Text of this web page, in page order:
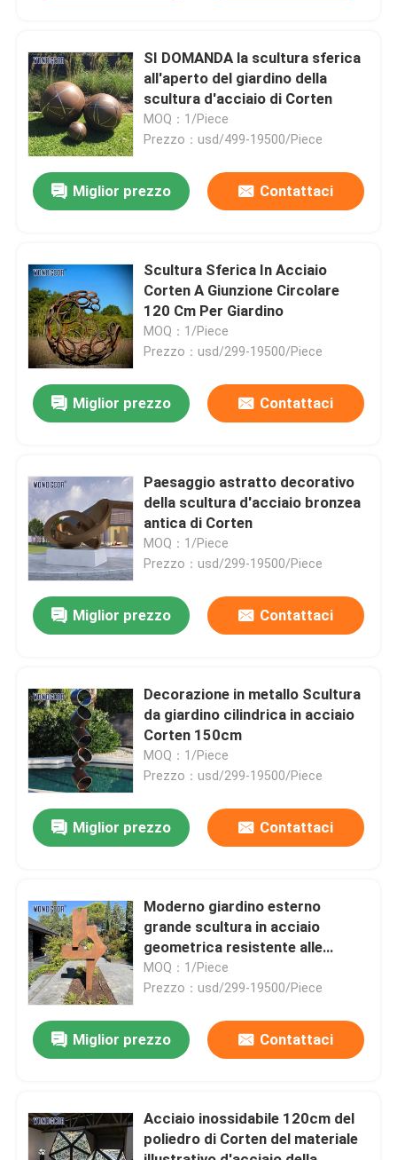
Prodotti
Chi siamo
Fatory Tour
Contattaci
Richiedere un preventivo
Scultura forgiata del metallo
Scultura bronzea su ordinazione
SI DOMANDA la scultura sferica
all'aperto del giardino della
scultura d'acciaio di Corten
MOQ：1/Piece
Prezzo：usd/499-19500/Piece
Miglior prezzo Contattaci
Scultura Sferica In Acciaio
Corten A Giunzione Circolare
120 Cm Per Giardino
MOQ：1/Piece
Prezzo：usd/299-19500/Piece
Miglior prezzo Contattaci
Paesaggio astratto decorativo
della scultura d'acciaio bronzea
antica di Corten
MOQ：1/Piece
Prezzo：usd/299-19500/Piece
Miglior prezzo Contattaci
Decorazione in metallo Scultura
da giardino cilindrica in acciaio
Corten 150cm
MOQ：1/Piece
Prezzo：usd/299-19500/Piece
Miglior prezzo Contattaci
Moderno giardino esterno
grande scultura in acciaio
geometrica resistente alle
intemperie
MOQ：1/Piece
Prezzo：usd/299-19500/Piece
Miglior prezzo Contattaci
Acciaio inossidabile 120cm del
poliedro di Corten del materiale